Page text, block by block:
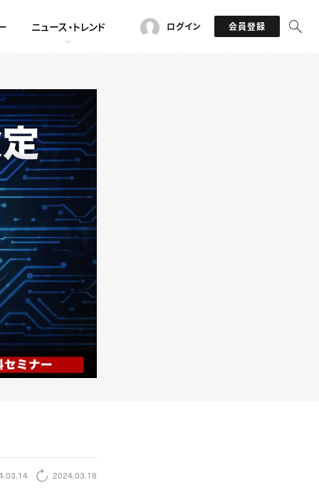
ニュース・トレンド ログイン 会員登録
2024.03.18